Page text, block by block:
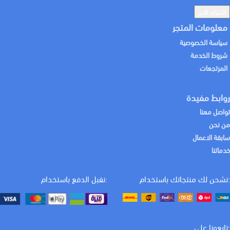
معلومات المتجر
سياسة الخصوصية
شروط الخدمة
المرتجعات
روابط مفيدة
تواصل معنا
من نحن
سابقة الاعمال
خدماتنا
:نقبل الدفع باستخدام :نشحن لك منتجاتك باستخدام
:تابعونا علي